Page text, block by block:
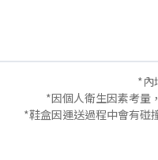
*內
*因個人衛生因素考量
*鞋盒因運送過程中會有碰